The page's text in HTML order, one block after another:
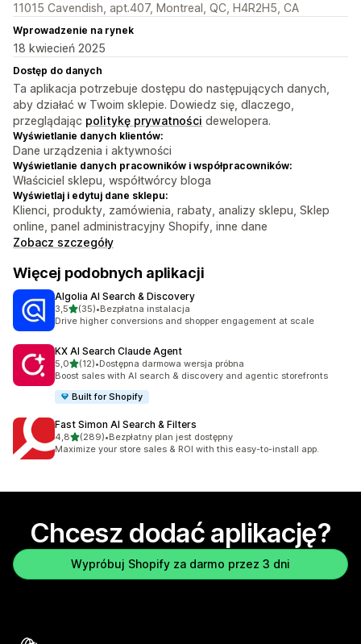
11015 Cavendish, apt.407, Montreal, QC, H4R2H5, CA
Wprowadzenie na rynek
18 kwiecień 2025
Dostęp do danych
Ta aplikacja potrzebuje dostępu do następujących danych,
aby działać w Twoim sklepie. Dowiedz się, dlaczego,
przeglądając politykę prywatności dewelopera.
Wyświetlanie danych klientów:
Dane urządzenia i aktywności
Wyświetlanie danych pracowników i współpracowników:
Właściciel sklepu, współtwórcy bloga
Wyświetlaj i edytuj dane sklepu:
Klienci, produkty, zamówienia, rabaty, analizy sklepu, Sklep
online, panel administracyjny Shopify, inne dane
Zobacz szczegóły
Więcej podobnych aplikacji
Algolia AI Search & Discovery
3,5na 5 gwiazdek
(35)
Łączna liczba recenzji: 35
•Bezpłatna instalacja
Drive higher conversions and shopper engagement at scale
KX AI Search Claude Agent
5,0na 5 gwiazdek
(12)
Łączna liczba recenzji: 12
•Dostępna darmowa wersja próbna
Boost sales with AI search & discovery and agentic storefronts
Built for Shopify
Fast Simon AI Search & Filters
4,8na 5 gwiazdek
(289)
Łączna liczba recenzji: 289
•Bezpłatny plan jest dostępny
Maximize your store sales & ROI with this easy-to-install app.
Chcesz dodać aplikację?
Wypróbuj Shopify za darmo przez 3 dni